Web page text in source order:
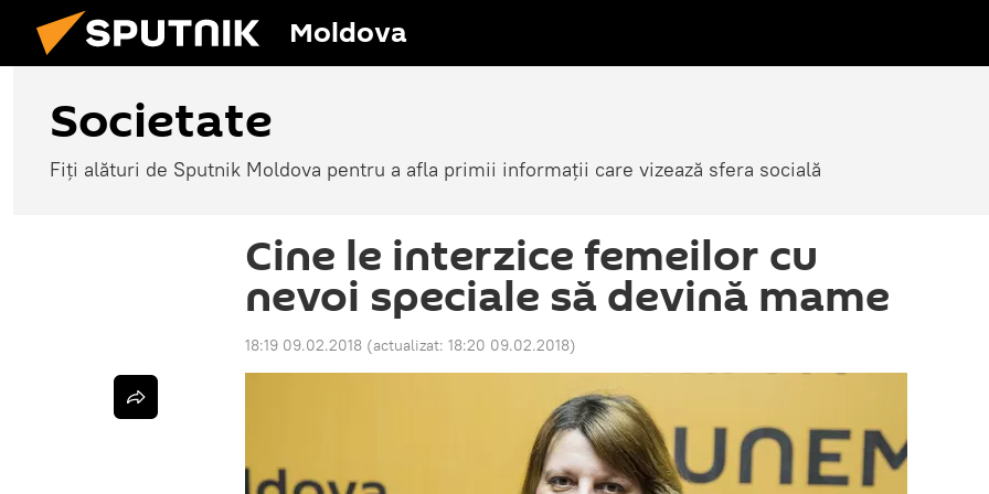
Moldova
Societate
Fiți alături de Sputnik Moldova pentru a afla primii informații care vizează sfera socială
Cine le interzice femeilor cu
nevoi speciale să devină mame
18:19 09.02.2018 (actualizat: 18:20 09.02.2018)